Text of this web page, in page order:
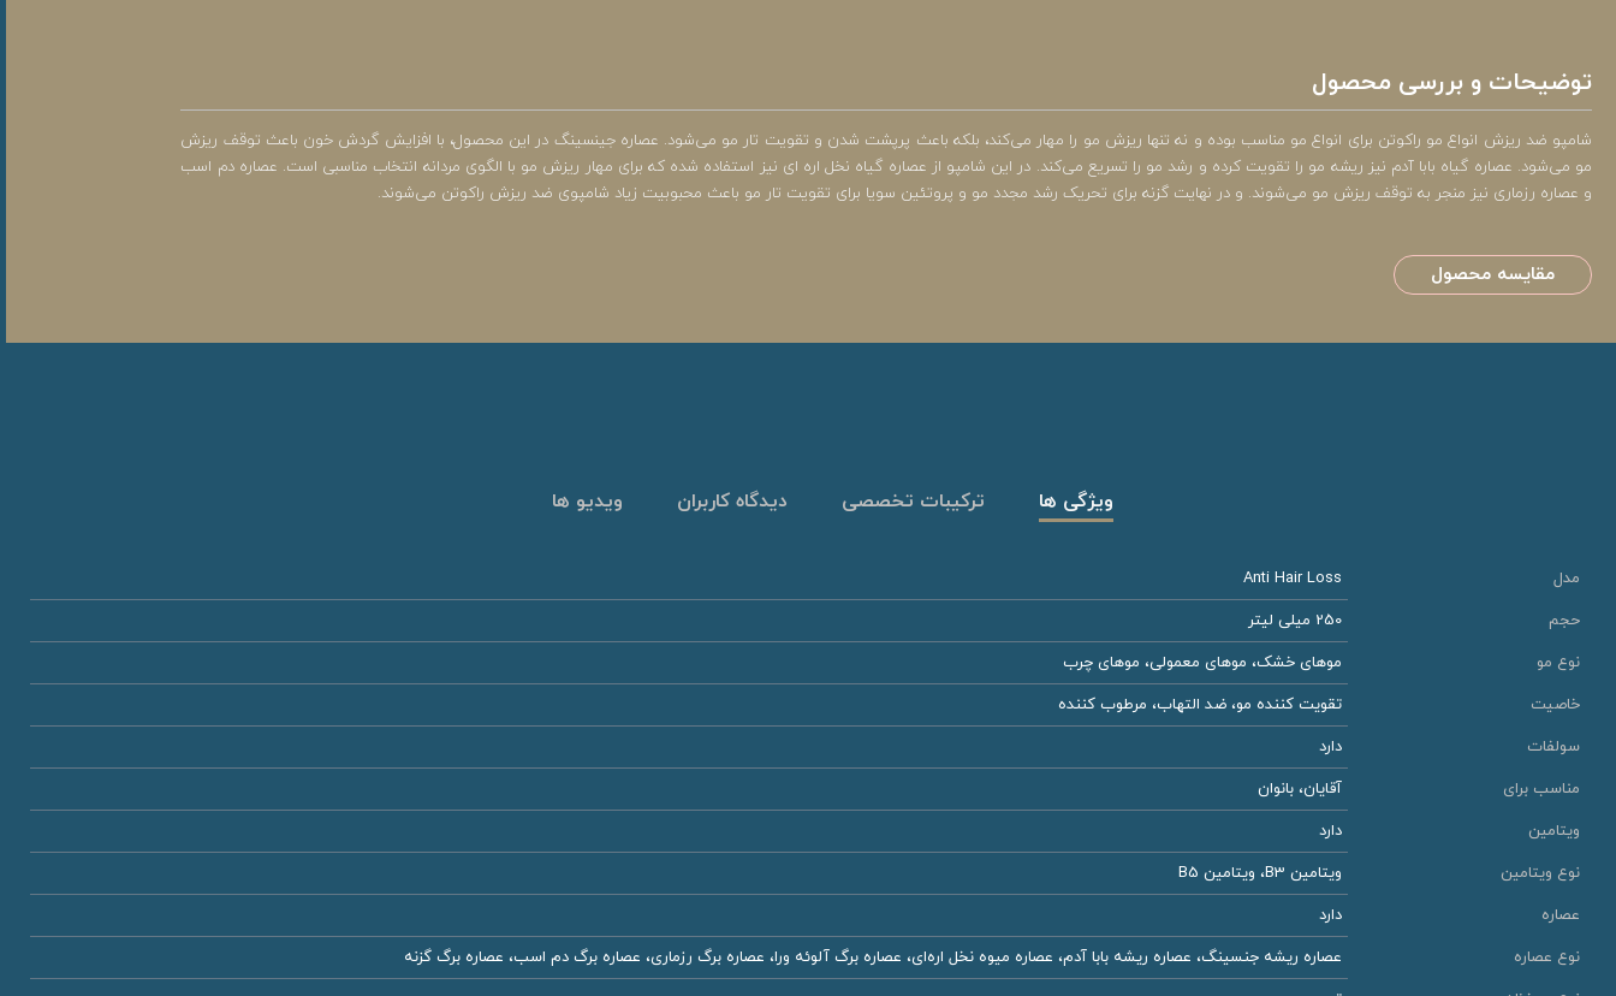
توضیحات و بررسی محصول
شامپو ضد ریزش انواع مو راکوتن برای انواع مو مناسب بوده و نه تنها ریزش مو را مهار می‌کند، بلکه باعث پرپشت شدن و تقویت تار مو می‌شود. عصاره جینسینگ در این محصول، با افزایش گردش خون باعث توقف ریزش
مو می‌شود. عصاره گیاه بابا آدم نیز ریشه مو را تقویت کرده و رشد مو را تسریع می‌کند. در این شامپو از عصاره گیاه نخل اره ای نیز استفاده شده که برای مهار ریزش مو با الگوی مردانه انتخاب مناسبی است. عصاره دم اسب
و عصاره رزماری نیز منجر به توقف ریزش مو می‌شوند. و در نهایت گزنه برای تحریک رشد مجدد مو و پروتئین سویا برای تقویت تار مو باعث محبوبیت زیاد شامپوی ضد ریزش راکوتن می‌شوند.
مقایسه محصول
ویژگی ها ترکیبات تخصصی دیدگاه کاربران ویدیو ها
مدل
Anti Hair Loss
حجم
250 میلی لیتر
نوع مو
موهای خشک، موهای معمولی، موهای چرب
خاصیت
تقویت کننده مو، ضد التهاب، مرطوب کننده
سولفات
دارد
مناسب برای
آقایان، بانوان
ویتامین
دارد
نوع ویتامین
ویتامین B3، ویتامین B5
عصاره
دارد
نوع عصاره
عصاره ریشه جنسینگ، عصاره ریشه بابا آدم، عصاره میوه نخل اره‌ای، عصاره برگ آلوئه ورا، عصاره برگ رزماری، عصاره برگ دم اسب، عصاره برگ گزنه